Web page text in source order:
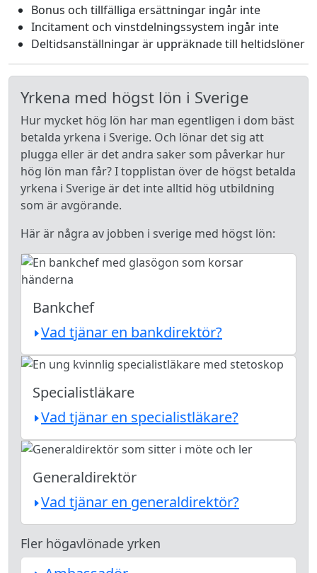
Bonus och tillfälliga ersättningar ingår inte
Incitament och vinstdelningssystem ingår inte
Deltidsanställningar är uppräknade till heltidslöner
Yrkena med högst lön i Sverige
Hur mycket hög lön har man egentligen i dom bäst
betalda yrkena i Sverige. Och lönar det sig att
plugga eller är det andra saker som påverkar hur
hög lön man får? I topplistan över de högst betalda
yrkena i Sverige är det inte alltid hög utbildning
som är avgörande.
Här är några av jobben i sverige med högst lön:
Bankchef
Vad tjänar en bankdirektör?
Specialistläkare
Vad tjänar en specialistläkare?
Generaldirektör
Vad tjänar en generaldirektör?
Fler högavlönade yrken